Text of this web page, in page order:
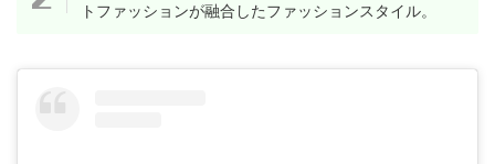
トファッションが融合したファッションスタイル。